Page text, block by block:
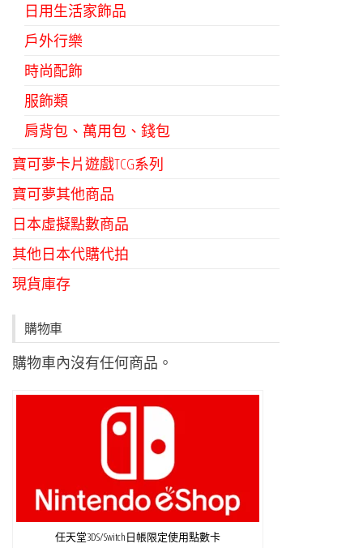
日用生活家飾品
戶外行樂
時尚配飾
服飾類
肩背包、萬用包、錢包
寶可夢卡片遊戲TCG系列
寶可夢其他商品
日本虛擬點數商品
其他日本代購代拍
現貨庫存
購物車
購物車內沒有任何商品。
任天堂3DS/Switch日帳限定使用點數卡